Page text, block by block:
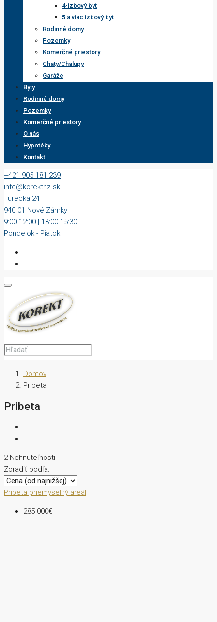
4-izbový byt
5 a viac izbový byt
Rodinné domy
Pozemky
Komerčné priestory
Chaty/Chalupy
Garáže
Byty
Rodinné domy
Pozemky
Komerčné priestory
O nás
Hypotéky
Kontakt
+421 905 181 239
info@korektnz.sk
Turecká 24
940 01 Nové Zámky
9:00-12:00 | 13:00-15:30
Pondelok - Piatok
Domov
Pribeta
Pribeta
2 Nehnuteľnosti
Zoradiť podľa:
Pribeta priemyselný areál
285 000€